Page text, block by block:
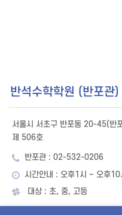
반석수학학원 (반포관)
서울시 서초구 반포동 20-45(반
제 506호
반포관 : 02-532-0206
시간안내 : 오후1시 ~ 오후10
대상 : 초, 중, 고등